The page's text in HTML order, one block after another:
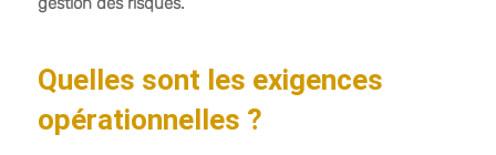
Quelles sont les exigences
opérationnelles ?